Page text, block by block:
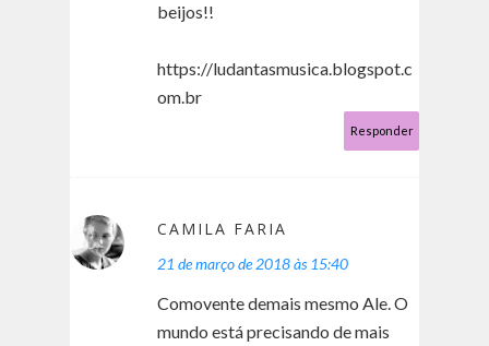
beijos!!
https://ludantasmusica.blogspot.c
om.br
Responder
CAMILA FARIA
21 de março de 2018 às 15:40
Comovente demais mesmo Ale. O
mundo está precisando de mais